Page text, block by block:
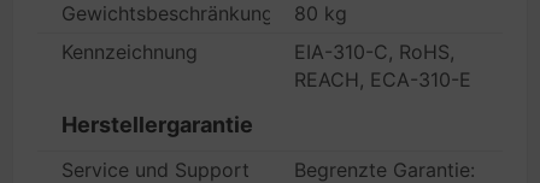
Gewichtsbeschränkung
80 kg
Kennzeichnung
EIA-310-C, RoHS,
REACH, ECA-310-E
Herstellergarantie
Service und Support
Begrenzte Garantie: